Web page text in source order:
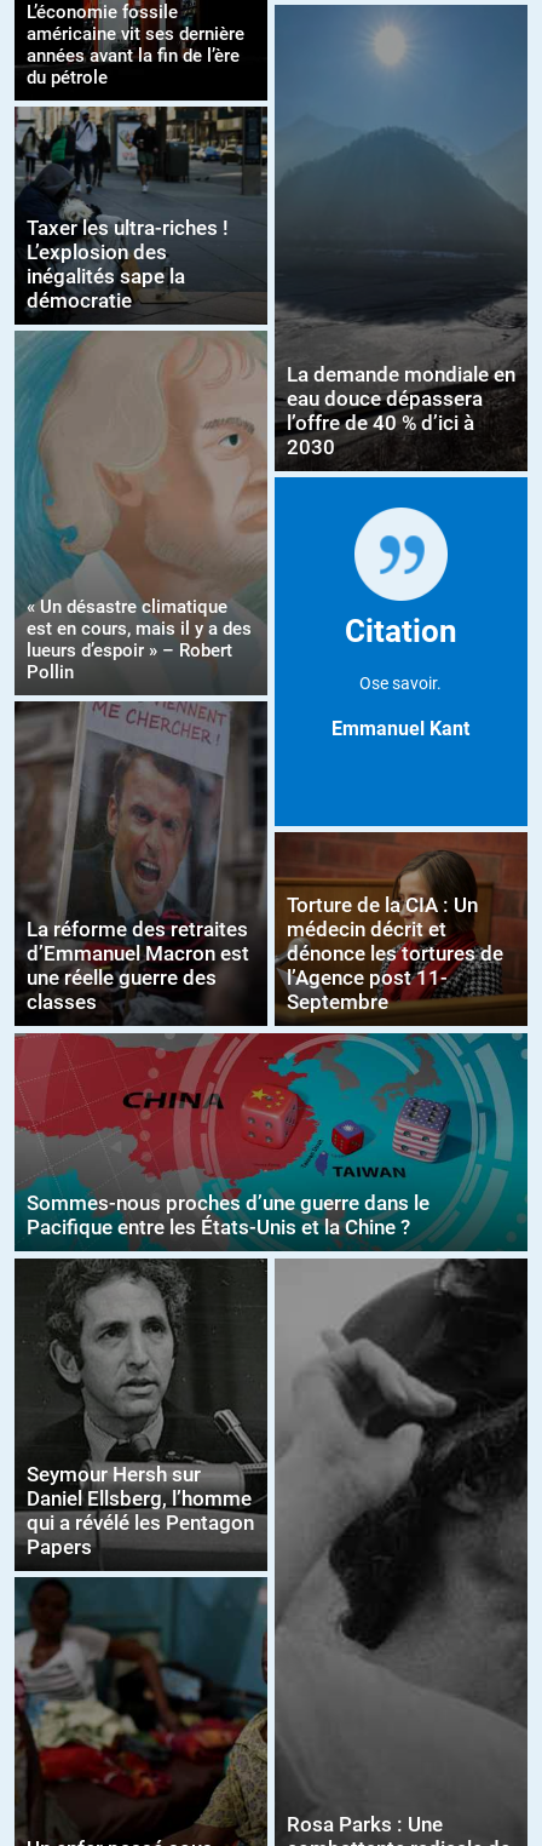
L’économie fossile
américaine vit ses dernière
années avant la fin de l’ère
du pétrole
Taxer les ultra-riches !
L’explosion des
inégalités sape la
démocratie
« Un désastre climatique
est en cours, mais il y a des
lueurs d’espoir » – Robert
Pollin
La réforme des retraites
d’Emmanuel Macron est
une réelle guerre des
classes
La demande mondiale en
eau douce dépassera
l’offre de 40 % d’ici à
2030
Citation
Ose savoir.
Emmanuel Kant
Torture de la CIA : Un
médecin décrit et
dénonce les tortures de
l’Agence post 11-
Septembre
Sommes-nous proches d’une guerre dans le
Pacifique entre les États-Unis et la Chine ?
Seymour Hersh sur
Daniel Ellsberg, l’homme
qui a révélé les Pentagon
Papers
Rosa Parks : Une